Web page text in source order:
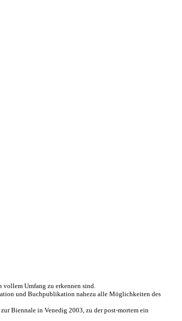
vollem Umfang zu erkennen sind.
und Buchpublikation nahezu alle Möglichkeiten des
Biennale in Venedig 2003, zu derpost-mortem ein